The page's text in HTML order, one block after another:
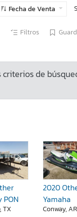
Fecha de Venta
Filtros
de
PON
TX
2020
Yamaha
Conway, AR